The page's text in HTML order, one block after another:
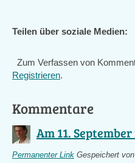
Teilen über soziale Medien:
Zum Verfassen von
Registrieren.
Kommentare
Am 11.
Permanenter Link Gespeichert von